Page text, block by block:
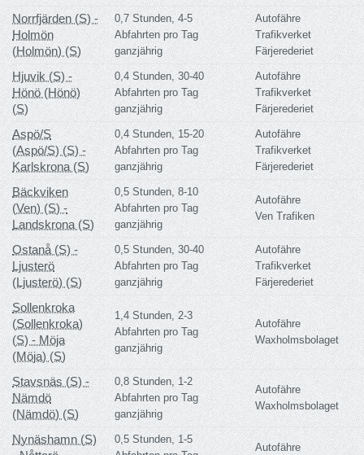
Norrfjärden (S) -
Holmön
(Holmön) (S)
0,7 Stunden, 4-5
Abfahrten pro Tag
ganzjährig
Autofähre
Trafikverket
Färjerederiet
Hjuvik (S) -
Hönö (Hönö)
(S)
0,4 Stunden, 30-40
Abfahrten pro Tag
ganzjährig
Autofähre
Trafikverket
Färjerederiet
Aspö/S
(Aspö/S) (S) -
Karlskrona (S)
0,4 Stunden, 15-20
Abfahrten pro Tag
ganzjährig
Autofähre
Trafikverket
Färjerederiet
Bäckviken
(Ven) (S) -
Landskrona (S)
0,5 Stunden, 8-10
Abfahrten pro Tag
ganzjährig
Autofähre
Ven Trafiken
Ostanå (S) -
Ljusterö
(Ljusterö) (S)
0,5 Stunden, 30-40
Abfahrten pro Tag
ganzjährig
Autofähre
Trafikverket
Färjerederiet
Sollenkroka
(Sollenkroka)
(S) - Möja
(Möja) (S)
1,4 Stunden, 2-3
Abfahrten pro Tag
ganzjährig
Autofähre
Waxholmsbolaget
Stavsnäs (S) -
Nämdö
(Nämdö) (S)
0,8 Stunden, 1-2
Abfahrten pro Tag
ganzjährig
Autofähre
Waxholmsbolaget
Nynäshamn (S)
0,5 Stunden, 1-5
Autofähre